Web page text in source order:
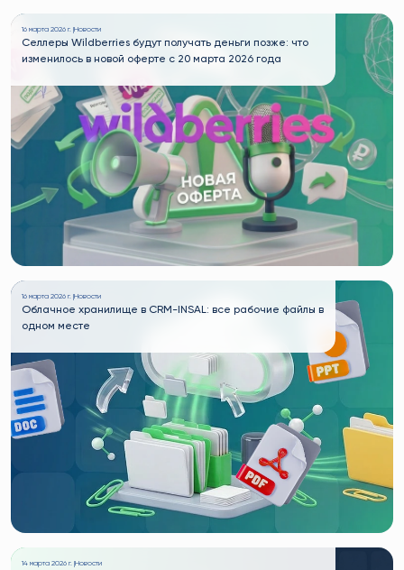
16 марта 2026 г. | Новости
Селлеры Wildberries будут получать деньги позже: что
изменилось в новой оферте с 20 марта 2026 года
16 марта 2026 г. | Новости
Облачное хранилище в CRM-INSAL: все рабочие файлы в
одном месте
14 марта 2026 г. | Новости